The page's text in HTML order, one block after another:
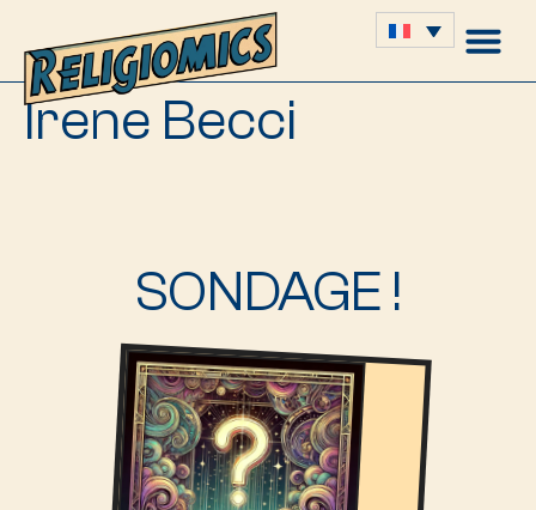
Irene Becci
SONDAGE !